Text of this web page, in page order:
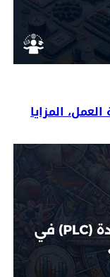
المزايا